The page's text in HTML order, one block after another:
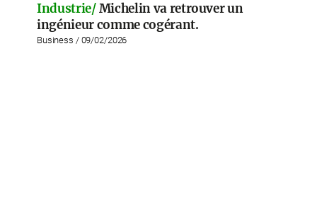
Industrie/Michelin va retrouver un
ingénieur comme cogérant.
Business / 09/02/2026